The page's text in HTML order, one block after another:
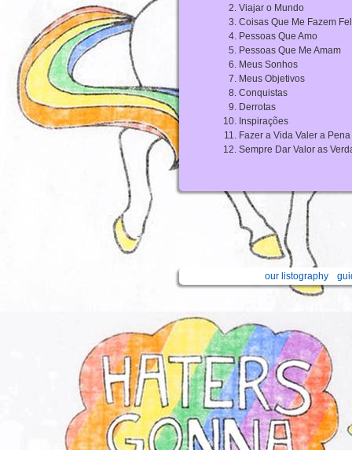
Viajar o Mundo
Coisas Que Me Fazem
Pessoas Que Amo
Pessoas Que Me Amam
Meus Sonhos
Meus Objetivos
Conquistas
Derrotas
Inspirações
Fazer a Vida Valer a Pena
Sempre Dar Valor as
our listography